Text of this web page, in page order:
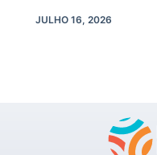
JULHO 16, 2026